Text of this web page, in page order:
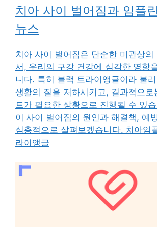
치아 사이 벌어짐과 임플
뉴스
치아 사이 벌어짐은 단순한 미관상의
서, 우리의 구강 건강에 심각한 영향
니다. 특히 블랙 트라이앵글이라 불
생활의 질을 저하시키고, 결과적으로
트가 필요한 상황으로 진행될 수 있
이 사이 벌어짐의 원인과 해결책, 예
심층적으로 살펴보겠습니다. 치아임
라이앵글